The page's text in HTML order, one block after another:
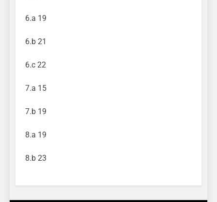
6.a 19
6.b 21
6.c 22
7.a 15
7.b 19
8.a 19
8.b 23